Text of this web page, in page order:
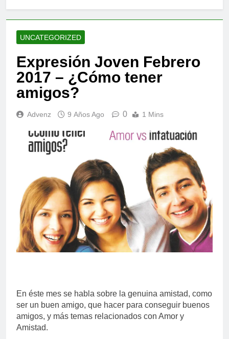
UNCATEGORIZED
Expresión Joven Febrero
2017 – ¿Cómo tener
amigos?
Advenz 9 Años Ago 0 1 Mins
En éste mes se habla sobre la genuina amistad, como
ser un buen amigo, que hacer para conseguir buenos
amigos, y más temas relacionados con Amor y
Amistad.